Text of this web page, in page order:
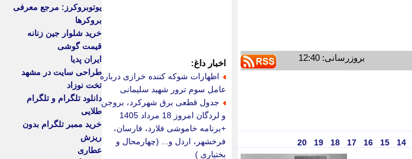
بروزرسانی: 12:40
14
15
16
17
18
19
20
اخبار داغ:
اظهارات شوکه کننده خرازی درباره
عامل سوم ترور شهید سلیمانی
جدول قطعی برق شهرکرد، بروجن
و لردگان امروز 18 مرداد 1405
+برنامه خاموشی فلارد، فارسان،
فرخشهر، اردل و... (چهارمحال و
بختیاری )
یوتوبروکرز: مرجع معرفی
بروکرها
خرید شلوار جین زنانه
قیمت گوشی
ایران پدیا
طراحی سایت در مشهد
تخت نوزاد
دانلود تلگرام و تلگرام
طلایی
خرید ممبر تلگرام بدون
ریزش
عطاری